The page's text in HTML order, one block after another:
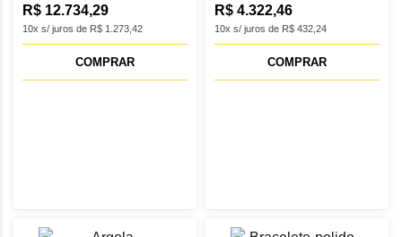
10x s/ juros de R$ 1.273,42
R$ 12.734,29
COMPRAR
10x s/ juros de R$ 432,24
R$ 4.322,46
COMPRAR